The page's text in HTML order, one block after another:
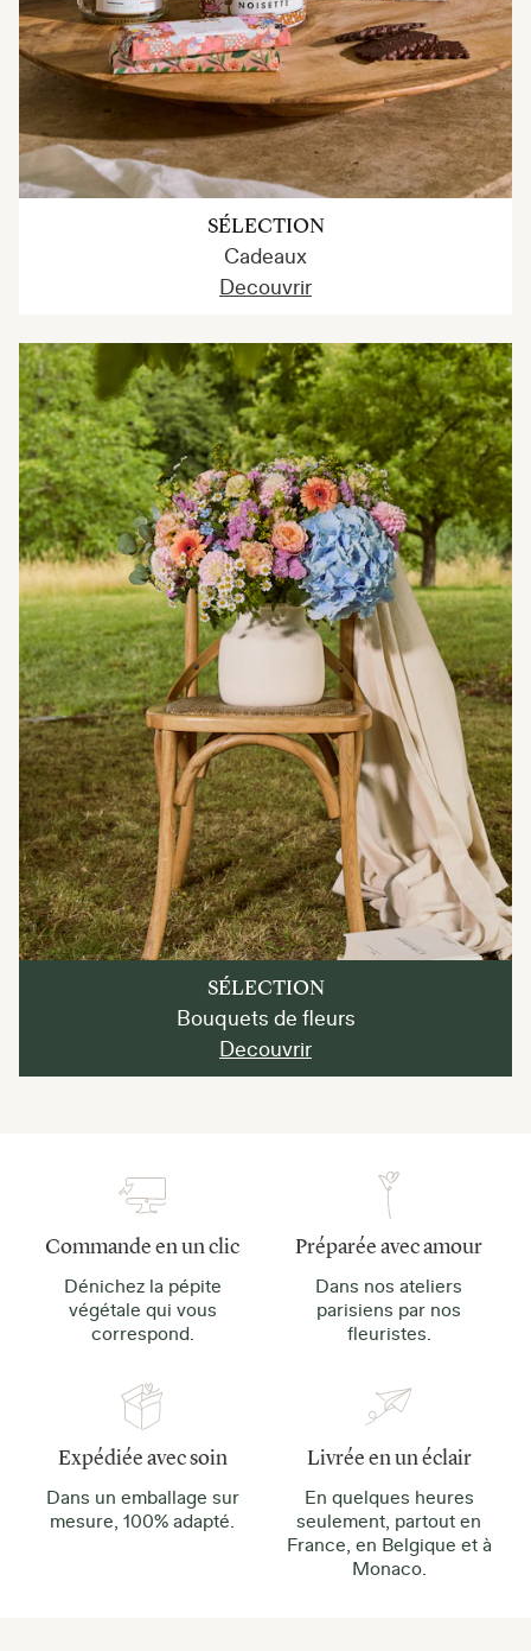
SÉLECTION
Cadeaux
Decouvrir
SÉLECTION
Bouquets de fleurs
Decouvrir
Commande en un clic
Dénichez la pépite
végétale qui vous
correspond.
Préparée avec amour
Dans nos ateliers
parisiens par nos
fleuristes.
Expédiée avec soin
Dans un emballage sur
mesure, 100% adapté.
Livrée en un éclair
En quelques heures
seulement, partout en
France, en Belgique et à
Monaco.